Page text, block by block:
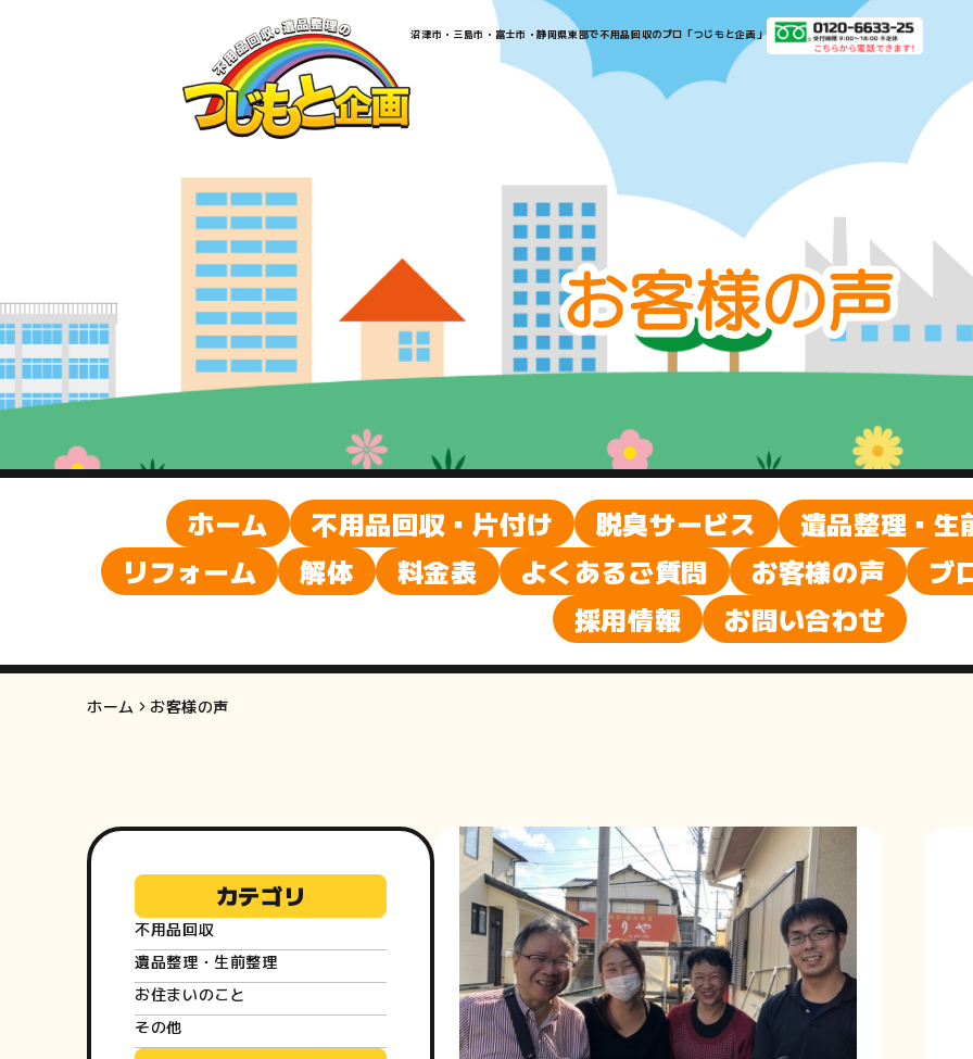
​​​​​​​​​​​​​​​​​​​​​沼津市・三島市・富士市・静岡県東部で不用品回収のプロ「つじもと企画」​​​​​​​
お
客
の
声
ホーム 不用品回収・片付け 脱臭サービス 遺品整理・生
リフォーム
解体 料金表 よくあるご質問 お客様の声 ブ
採用情報
お問い合わせ
ホーム お客様の声
カテゴリ
不用品回収
遺品整理・生前整理
お住まいのこと
その他